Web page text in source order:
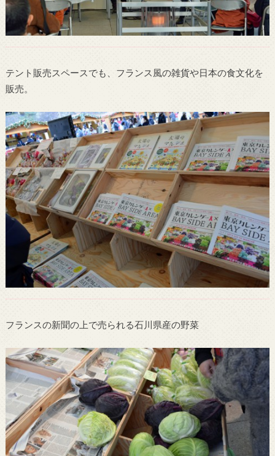
テント販売スペースでも、フランス風の雑貨や日本の食文化を
販売。
フランスの新聞の上で売られる石川県産の野菜